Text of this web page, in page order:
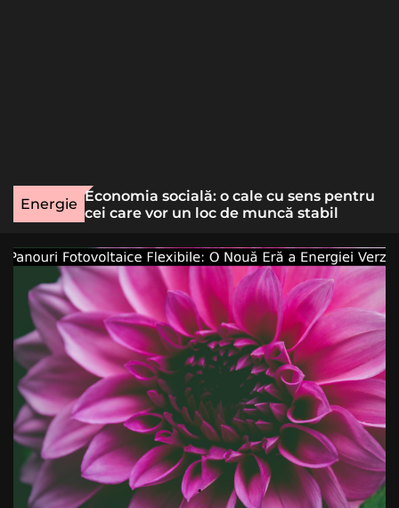
Energie
rară
Economia socială: o cale cu sens pentru
cei care vor un loc de muncă stabil